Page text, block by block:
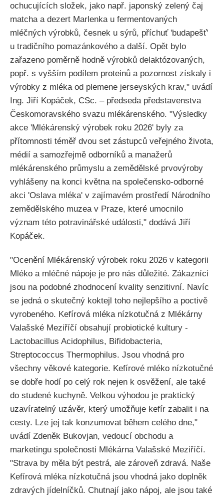
ochucujících složek, jako např. japonský zelený čaj
matcha a dezert Marlenka u fermentovaných
mléčných výrobků, česnek u sýrů, příchuť 'budapešť'
u tradičního pomazánkového a další. Opět bylo
zařazeno poměrně hodně výrobků delaktózovaných,
popř. s vyšším podílem proteinů a pozornost získaly i
výrobky z mléka od plemene jerseyských krav," uvádí
Ing. Jiří Kopáček, CSc. – předseda představenstva
Českomoravského svazu mlékárenského. "Výsledky
akce 'Mlékárenský výrobek roku 2026' byly za
přítomnosti téměř dvou set zástupců veřejného života,
médií a samozřejmě odborníků a manažerů
mlékárenského průmyslu a zemědělské prvovýroby
vyhlášeny na konci května na společensko-odborné
akci 'Oslava mléka' v zajímavém prostředí Národního
zemědělského muzea v Praze, které umocnilo
význam této potravinářské události," dodává Jiří
Kopáček.
"Ocenění Mlékárenský výrobek roku 2026 v kategorii
Mléko a mléčné nápoje je pro nás důležité. Zákazníci
jsou na podobné zhodnocení kvality senzitivní. Navíc
se jedná o skutečný koktejl toho nejlepšího a poctivě
vyrobeného. Kefírová mléka nízkotučná z Mlékárny
Valašské Meziříčí obsahují probiotické kultury -
Lactobacillus Acidophilus, Bifidobacteria,
Streptococcus Thermophilus. Jsou vhodná pro
všechny věkové kategorie. Kefírové mléko nízkotučné
se dobře hodí po celý rok nejen k osvěžení, ale také
do studené kuchyně. Velkou výhodou je praktický
uzavíratelný uzávěr, který umožňuje kefír zabalit i na
cesty. Lze jej tak konzumovat během celého dne,"
uvádí Zdeněk Bukovjan, vedoucí obchodu a
marketingu společnosti Mlékárna Valašské Meziříčí.
"Strava by měla být pestrá, ale zároveň zdravá. Naše
Kefírová mléka nízkotučná jsou vhodná jako doplněk
zdravých jídelníčků. Chutnají jako nápoj, ale jsou také